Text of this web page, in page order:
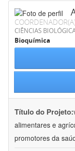
CIÊNCIAS
Bioquímica
Título do Projeto:
alimentares e
promotores da